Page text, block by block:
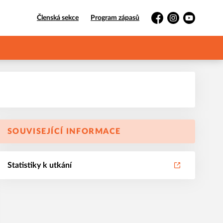
Členská sekce Program zápasů
FacebookInstagramYouTube
SOUVISEJÍCÍ INFORMACE
Statistiky k utkání